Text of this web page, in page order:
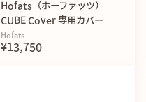
Hofats（ホーファッツ）
CUBE Cover 専用カバー
Hofats
¥13,750